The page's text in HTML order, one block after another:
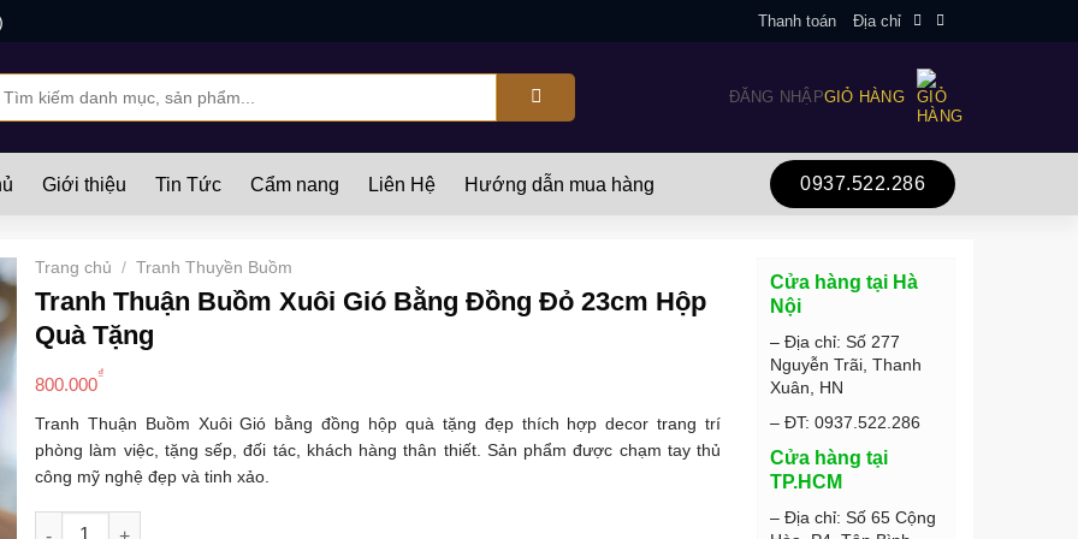
Thanh toán Địa chỉ
ĐĂNG NHẬPGIỎ HÀNG
Giới thiệu Tin Tức Cẩm nang Liên Hệ Hướng dẫn mua hàng 0937.522.286
Trang chủ / Tranh Thuyền Buồm
Tranh Thuận Buồm Xuôi Gió Bằng Đồng Đỏ 23cm Hộp
Quà Tặng
800.000
₫
Tranh Thuận Buồm Xuôi Gió bằng đồng hộp quà tặng đẹp thích hợp decor trang trí
phòng làm việc, tặng sếp, đối tác, khách hàng thân thiết. Sản phẩm được chạm tay thủ
công mỹ nghệ đẹp và tinh xảo.
Tranh Thuận Buồm Xuôi Gió Bằng Đồng Đỏ 23cm Hộp Quà Tặng số lượng
Cửa hàng tại Hà
Nội
– Địa chỉ: Số 277
Nguyễn Trãi, Thanh
Xuân, HN
– ĐT: 0937.522.286
Cửa hàng tại
TP.HCM
– Địa chỉ: Số 65 Cộng